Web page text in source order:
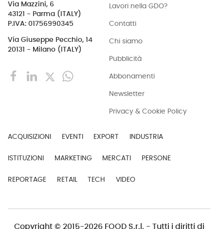
Via Mazzini, 6
43121 - Parma (ITALY)
P.IVA: 01756990345
Via Giuseppe Pecchio, 14
20131 - Milano (ITALY)
Lavori nella GDO?
Contatti
Chi siamo
Pubblicità
Abbonamenti
Newsletter
Privacy & Cookie Policy
ACQUISIZIONI EVENTI EXPORT INDUSTRIA
ISTITUZIONI MARKETING MERCATI PERSONE
REPORTAGE RETAIL TECH VIDEO
Copyright © 2015-2026 FOOD S.r.l. - Tutti i diritti di